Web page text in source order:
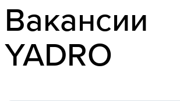
Вакансии
YADRO